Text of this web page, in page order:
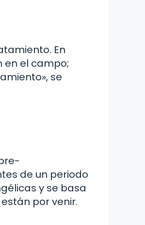
En
en el campo;
se
de un periodo
y se basa
por venir.